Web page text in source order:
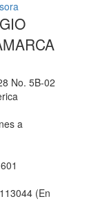
No. 5B-02
a
(En